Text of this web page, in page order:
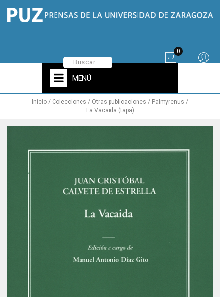
0
MENÚ
Inicio Colecciones Otras publicaciones
Palmyrenus
La Vacaida (tapa)